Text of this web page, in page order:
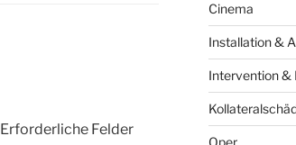
Erforderliche Felder
Cinema
Installation &
Intervention &